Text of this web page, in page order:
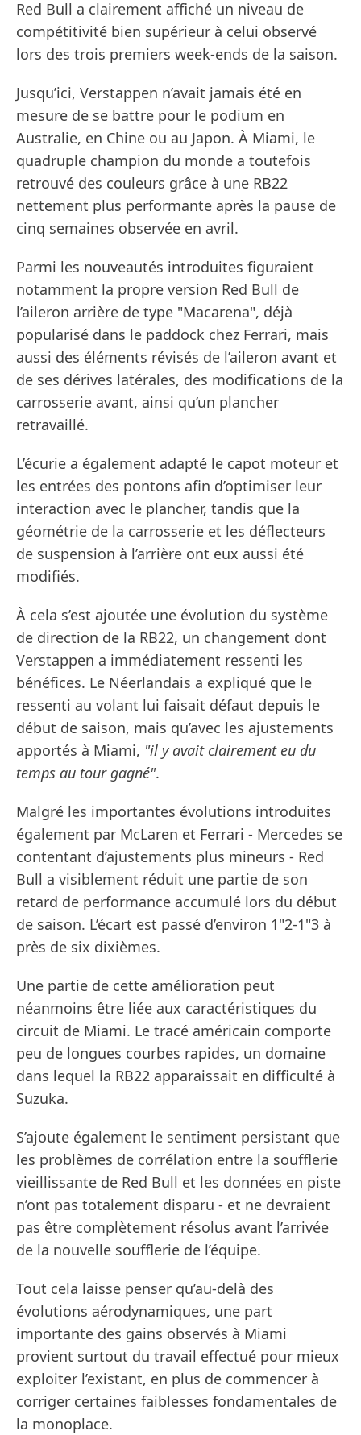
Red Bull a clairement affiché un niveau de
compétitivité bien supérieur à celui observé
lors des trois premiers week-ends de la saison.
Jusqu’ici, Verstappen n’avait jamais été en
mesure de se battre pour le podium en
Australie, en Chine ou au Japon. À Miami, le
quadruple champion du monde a toutefois
retrouvé des couleurs grâce à une RB22
nettement plus performante après la pause de
cinq semaines observée en avril.
Parmi les nouveautés introduites figuraient
notamment la propre version Red Bull de
l’aileron arrière de type "Macarena", déjà
popularisé dans le paddock chez Ferrari, mais
aussi des éléments révisés de l’aileron avant et
de ses dérives latérales, des modifications de la
carrosserie avant, ainsi qu’un plancher
retravaillé.
L’écurie a également adapté le capot moteur et
les entrées des pontons afin d’optimiser leur
interaction avec le plancher, tandis que la
géométrie de la carrosserie et les déflecteurs
de suspension à l’arrière ont eux aussi été
modifiés.
À cela s’est ajoutée une évolution du système
de direction de la RB22, un changement dont
Verstappen a immédiatement ressenti les
bénéfices. Le Néerlandais a expliqué que le
ressenti au volant lui faisait défaut depuis le
début de saison, mais qu’avec les ajustements
apportés à Miami, "il y avait clairement eu du
temps au tour gagné".
Malgré les importantes évolutions introduites
également par McLaren et Ferrari - Mercedes se
contentant d’ajustements plus mineurs - Red
Bull a visiblement réduit une partie de son
retard de performance accumulé lors du début
de saison. L’écart est passé d’environ 1"2-1"3 à
près de six dixièmes.
Une partie de cette amélioration peut
néanmoins être liée aux caractéristiques du
circuit de Miami. Le tracé américain comporte
peu de longues courbes rapides, un domaine
dans lequel la RB22 apparaissait en difficulté à
Suzuka.
S’ajoute également le sentiment persistant que
les problèmes de corrélation entre la soufflerie
vieillissante de Red Bull et les données en piste
n’ont pas totalement disparu - et ne devraient
pas être complètement résolus avant l’arrivée
de la nouvelle soufflerie de l’équipe.
Tout cela laisse penser qu’au-delà des
évolutions aérodynamiques, une part
importante des gains observés à Miami
provient surtout du travail effectué pour mieux
exploiter l’existant, en plus de commencer à
corriger certaines faiblesses fondamentales de
la monoplace.